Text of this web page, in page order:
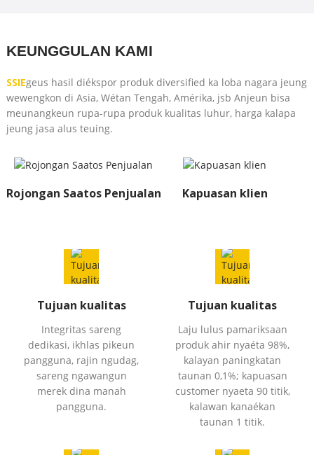
KEUNGGULAN KAMI
SSIEgeus hasil diékspor produk diversified ka loba nagara jeung
wewengkon di Asia, Wétan Tengah, Amérika, jsb Anjeun bisa
meunangkeun rupa-rupa produk kualitas luhur, harga kalapa
jeung jasa alus teuing.
Rojongan Saatos Penjualan Kapuasan klien
Tujuan kualitas
Integritas sareng
dedikasi, ikhlas pikeun
pangguna, rajin ngudag,
sareng ngawangun
merek dina manah
pangguna.
Tujuan kualitas
Laju lulus pamariksaan
produk ahir nyaéta 98%,
kalayan paningkatan
taunan 0,1%; kapuasan
customer nyaeta 90 titik,
kalawan kanaékan
taunan 1 titik.